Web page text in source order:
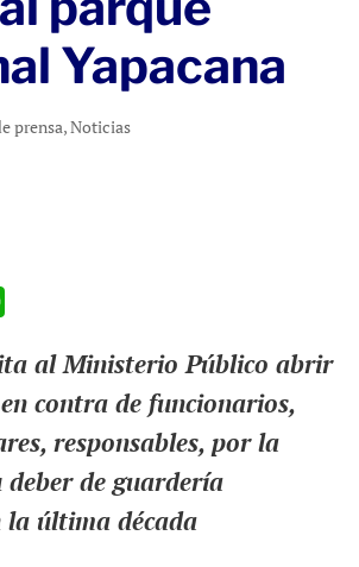
Yapacana
prensa,Noticias
a
t
A
p
p
al Ministerio Público abrir
contra de funcionarios,
responsables, por la
deber de guardería
la última década